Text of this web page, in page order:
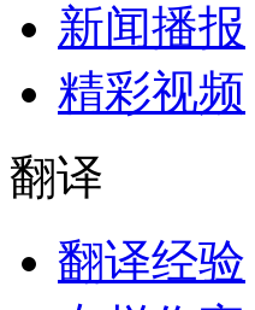
新闻播报
精彩视频
翻译
翻译经验